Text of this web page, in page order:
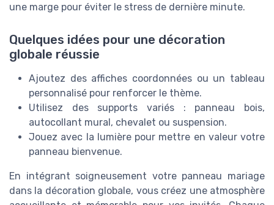
une marge pour éviter le stress de dernière minute.
Quelques idées pour une décoration
globale réussie
Ajoutez des affiches coordonnées ou un tableau
personnalisé pour renforcer le thème.
Utilisez des supports variés : panneau bois,
autocollant mural, chevalet ou suspension.
Jouez avec la lumière pour mettre en valeur votre
panneau bienvenue.
En intégrant soigneusement votre panneau mariage
dans la décoration globale, vous créez une atmosphère